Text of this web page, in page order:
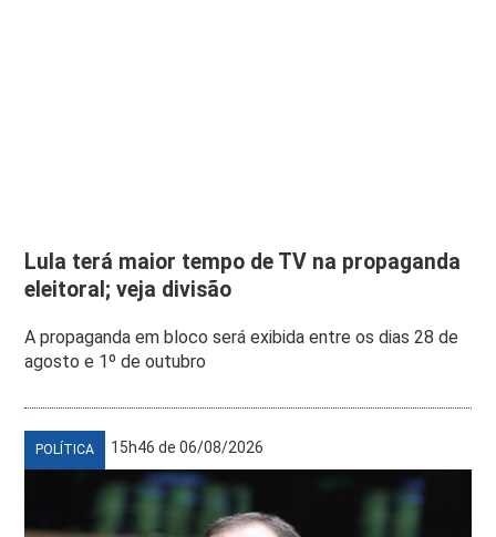
Lula terá maior tempo de TV na propaganda
eleitoral; veja divisão
A propaganda em bloco será exibida entre os dias 28 de
agosto e 1º de outubro
POLÍTICA 15h46 de 06/08/2026